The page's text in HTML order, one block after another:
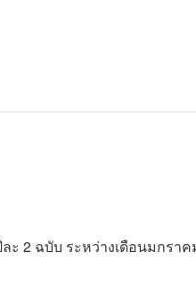
ะ 2 ฉบับ ระหว่างเดือนมกร